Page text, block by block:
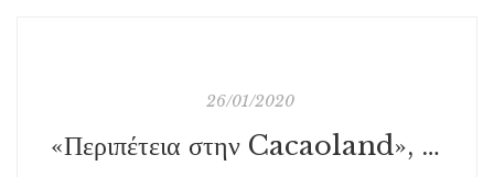
26/01/2020
«Περιπέτεια στην Cacaoland», των Γιώργου Κωνσταντινίδη και Σωτήρη Μητρούση, εκδ. Μίνωας (Ένα μυστήριο για τον Μπούφο #5)